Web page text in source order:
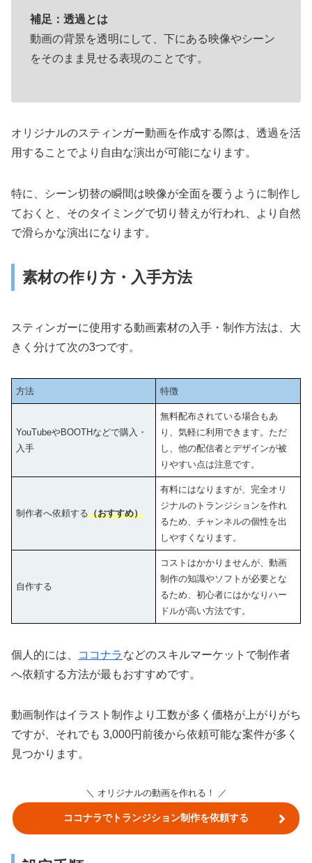
補足：透過とは
動画の背景を透明にして、下にある映像やシーン
をそのまま見せる表現のことです。
オリジナルのスティンガー動画を作成する際は、透過を活
用することでより自由な演出が可能になります。
特に、シーン切替の瞬間は映像が全面を覆うように制作し
ておくと、そのタイミングで切り替えが行われ、より自然
で滑らかな演出になります。
素材の作り方・入手方法
スティンガーに使用する動画素材の入手・制作方法は、大
きく分けて次の3つです。
方法 特徴
YouTubeやBOOTHなどで購入・
入手
無料配布されている場合もあ
り、気軽に利用できます。ただ
し、他の配信者とデザインが被
りやすい点は注意です。
制作者へ依頼する（おすすめ）
有料にはなりますが、完全オリ
ジナルのトランジションを作れ
るため、チャンネルの個性を出
しやすくなります。
自作する
コストはかかりませんが、動画
制作の知識やソフトが必要とな
るため、初心者にはかなりハー
ドルが高い方法です。
個人的には、 ココナラ などのスキルマーケットで制作者
へ依頼する方法が最もおすすめです。
動画制作はイラスト制作より工数が多く価格が上がりがち
ですが、それでも 3,000円前後から依頼可能な案件が多く
見つかります。
＼ オリジナルの動画を作れる！ ／
ココナラでトランジション制作を依頼する